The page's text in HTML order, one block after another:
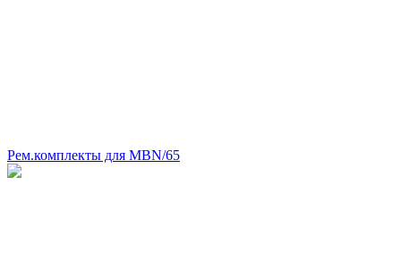
Рем.комплекты для MBN/65